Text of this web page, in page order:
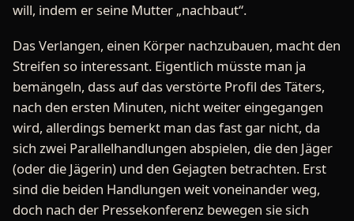
will, indem er seine Mutter „nachbaut“.
Das Verlangen, einen Körper nachzubauen, macht den
Streifen so interessant. Eigentlich müsste man ja
bemängeln, dass auf das verstörte Profil des Täters,
nach den ersten Minuten, nicht weiter eingegangen
wird, allerdings bemerkt man das fast gar nicht, da
sich zwei Parallelhandlungen abspielen, die den Jäger
(oder die Jägerin) und den Gejagten betrachten. Erst
sind die beiden Handlungen weit voneinander weg,
doch nach der Pressekonferenz bewegen sie sich